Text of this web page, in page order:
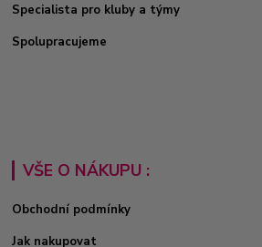
Specialista pro kluby a týmy
Spolupracujeme
VŠE O NÁKUPU :
Obchodní podmínky
Jak nakupovat